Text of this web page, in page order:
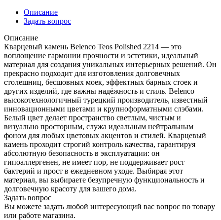
Описание
Задать вопрос
Описание
Кварцевый камень Belenco Teos Polished 2214 — это
воплощение гармонии прочности и эстетики, идеальный
материал для создания уникальных интерьерных решений. Он
прекрасно подходит для изготовления долговечных
столешниц, бесшовных моек, эффектных барных стоек и
других изделий, где важны надёжность и стиль. Belenco —
высокотехнологичный турецкий производитель, известный
инновационными цветами и крупноформатными слэбами.
Белый цвет делает пространство светлым, чистым и
визуально просторным, служа идеальным нейтральным
фоном для любых цветовых акцентов и стилей. Кварцевый
камень проходит строгий контроль качества, гарантируя
абсолютную безопасность в эксплуатации: он
гипоаллергенен, не имеет пор, не поддерживает рост
бактерий и прост в ежедневном уходе. Выбирая этот
материал, вы выбираете безупречную функциональность и
долговечную красоту для вашего дома.
Задать вопрос
Вы можете задать любой интересующий вас вопрос по товару
или работе магазина.